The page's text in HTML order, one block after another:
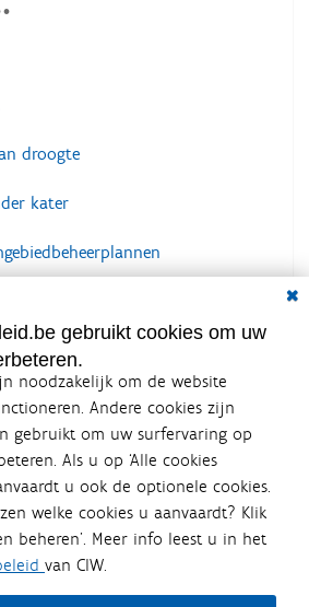
droogte
kater
gebruikt cookies om uw
noodzakelijk om de website
Andere cookies zijn
gebruikt om uw surfervaring op
Als u op ‘Alle cookies
u ook de optionele cookies.
welke cookies u aanvaardt? Klik
beheren’. Meer info leest u in het
van CIW.
is een
van de Vlaamse
Integraal
Waterbeleid (CIW) is een